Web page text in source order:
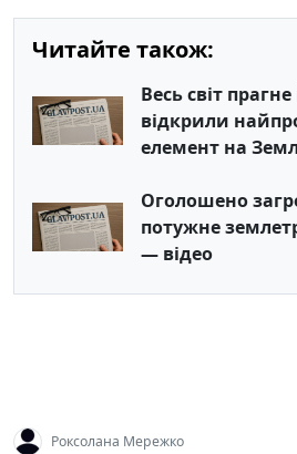
Читайте також:
Весь світ
відкрили
елемент на
Оголошено
потужне
— відео
Роксолана Мережко